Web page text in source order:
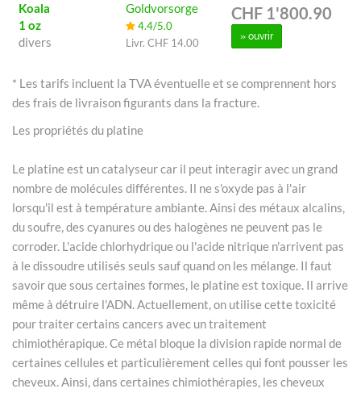
Koala
1 oz
divers
Goldvorsorge
4.4/5.0
Livr. CHF 14.00
CHF 1'800.90
» ouvrir
* Les tarifs incluent la TVA éventuelle et se comprennent hors
des frais de livraison figurants dans la fracture.
Les propriétés du platine
Le platine est un catalyseur car il peut interagir avec un grand
nombre de molécules différentes. Il ne s'oxyde pas à l'air
lorsqu'il est à température ambiante. Ainsi des métaux alcalins,
du soufre, des cyanures ou des halogènes ne peuvent pas le
corroder. L'acide chlorhydrique ou l'acide nitrique n'arrivent pas
à le dissoudre utilisés seuls sauf quand on les mélange. Il faut
savoir que sous certaines formes, le platine est toxique. Il arrive
même à détruire l'ADN. Actuellement, on utilise cette toxicité
pour traiter certains cancers avec un traitement
chimiothérapique. Ce métal bloque la division rapide normal de
certaines cellules et particulièrement celles qui font pousser les
cheveux. Ainsi, dans certaines chimiothérapies, les cheveux